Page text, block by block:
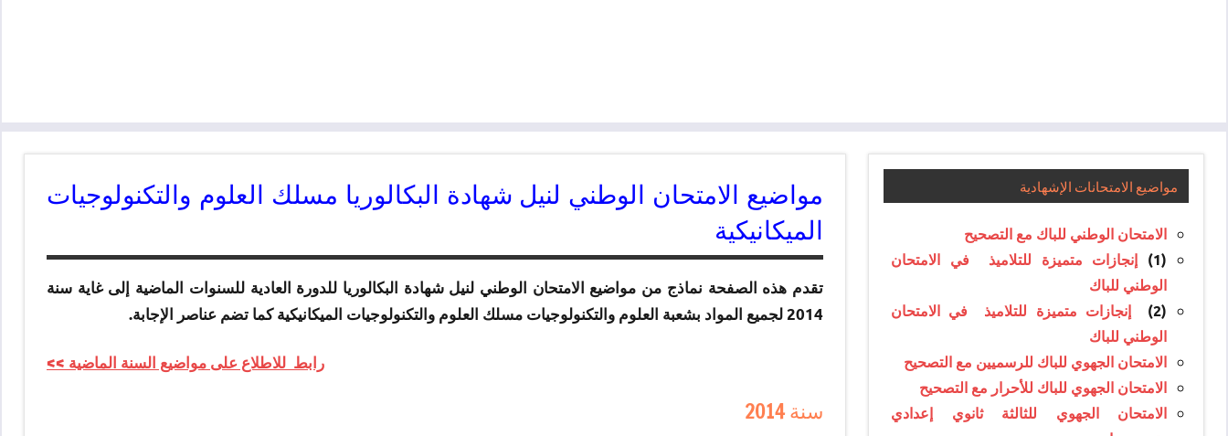
مواضيع الامتحان الوطني لنيل شهادة البكالوريا مسلك العلوم والتكنولوجيات
الميكانيكية
تقدم هذه الصفحة نماذج من مواضيع الامتحان الوطني لنيل شهادة البكالوريا للدورة العادية للسنوات الماضية إلى غاية سنة
2014 لجميع المواد بشعبة العلوم والتكنولوجيات مسلك العلوم والتكنولوجيات الميكانيكية كما تضم عناصر الإجابة.
رابط للاطلاع على مواضيع السنة الماضية >>
سنة 2014
مواضيع الامتحانات الإشهادية
الامتحان الوطني للباك مع التصحيح
(1)
إنجازات متميزة للتلاميذ في الامتحان
الوطني للباك
(2)
إنجازات متميزة للتلاميذ في الامتحان
الوطني للباك
الامتحان الجهوي للباك للرسميين مع التصحيح
الامتحان الجهوي للباك للأحرار مع التصحيح
الامتحان الجهوي للثالثة ثانوي إعدادي